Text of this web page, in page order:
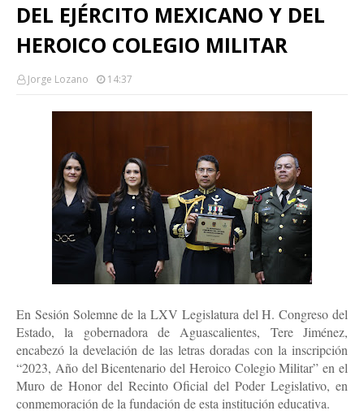
DEL EJÉRCITO MEXICANO Y DEL
HEROICO COLEGIO MILITAR
Jorge Lozano 14:37
En Sesión Solemne de la LXV Legislatura del H. Congreso del
Estado, la gobernadora de Aguascalientes, Tere Jiménez,
encabezó la develación de las letras doradas con la inscripción
“2023, Año del Bicentenario del Heroico Colegio Militar” en el
Muro de Honor del Recinto Oficial del Poder Legislativo, en
conmemoración de la fundación de esta institución educativa.